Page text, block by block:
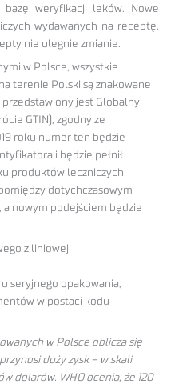
weryfikacji leków. Nowe
wydawanych na receptę.
nie ulegnie zmianie.
w Polsce, wszystkie
terenie Polski są znakowane
przedstawiony jest Globalny
GTIN), zgodny ze
roku numer ten będzie
i będzie pełnił
produktów leczniczych
dotychczasowym
nowym podejściem będzie
z liniowej
seryjnego opakowania,
w postaci kodu
w Polsce oblicza się
duży zysk – w skali
dolarów. WHO ocenia, że 120